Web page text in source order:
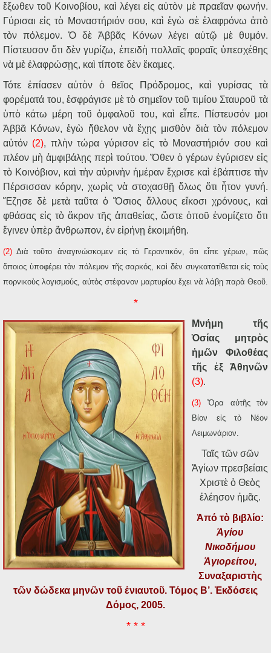
ἔξωθεν τοῦ Κοινοβίου, καὶ λέγει εἰς αὐτὸν μὲ πραεῖαν φωνήν.
Γύρισαι εἰς τὸ Μοναστήριόν σου, καὶ ἐγὼ σὲ ἐλαφρόνω ἀπὸ
τὸν πόλεμον. Ὁ δὲ Ἀββᾶς Κόνων λέγει αὐτῷ μὲ θυμόν.
Πίστευσον ὅτι δὲν γυρίζω, ἐπειδὴ πολλαῖς φοραῖς ὑπεσχέθης
νὰ μὲ ἐλαφρώσῃς, καὶ τίποτε δὲν ἔκαμες.
Τότε ἐπίασεν αὐτὸν ὁ θεῖος Πρόδρομος, καὶ γυρίσας τὰ
φορέματά του, ἐσφράγισε μὲ τὸ σημεῖον τοῦ τιμίου Σταυροῦ τὰ
ὑπὸ κάτω μέρη τοῦ ὀμφαλοῦ του, καὶ εἶπε. Πίστευσόν μοι
Ἀββᾶ Κόνων, ἐγὼ ἤθελον νὰ ἔχῃς μισθὸν διὰ τὸν πόλεμον
αὐτόν (2), πλὴν τώρα γύρισον εἰς τὸ Μοναστήριόν σου καὶ
πλέον μὴ ἀμφιβάλῃς περὶ τούτου. Ὅθεν ὁ γέρων ἐγύρισεν εἰς
τὸ Κοινόβιον, καὶ τὴν αὐρινὴν ἡμέραν ἔχρισε καὶ ἐβάπτισε τὴν
Πέρσισσαν κόρην, χωρὶς νὰ στοχασθῇ ὅλως ὅτι ἦτον γυνή.
Ἔζησε δὲ μετὰ ταῦτα ὁ Ὅσιος ἄλλους εἴκοσι χρόνους, καὶ
φθάσας εἰς τὸ ἄκρον τῆς ἀπαθείας, ὥστε ὁποῦ ἐνομίζετο ὅτι
ἔγινεν ὑπὲρ ἄνθρωπον, ἐν εἰρήνῃ ἐκοιμήθη.
(2) Διὰ τοῦτο ἀναγινώσκομεν εἰς τὸ Γεροντικόν, ὅτι εἶπε γέρων, πῶς
ὅποιος ὑποφέρει τὸν πόλεμον τῆς σαρκός, καὶ δὲν συγκατατίθεται εἰς τοὺς
πορνικοὺς λογισμούς, αὐτὸς στέφανον μαρτυρίου ἔχει νὰ λάβῃ παρὰ Θεοῦ.
*
Μνήμη τῆς
Ὁσίας μητρὸς
ἡμῶν Φιλοθέας
τῆς ἐξ Ἀθηνῶν
(3).
(3) Ὅρα αὐτῆς τὸν
Βίον εἰς τὸ Νέον
Λειμωνάριον.
Ταῖς τῶν σῶν
Ἁγίων πρεσβείαις
Χριστὲ ὁ Θεὸς
ἐλέησον ἡμᾶς.
Ἀπό τὸ βιβλίο:
Ἁγίου
Νικοδήμου
Ἁγιορείτου,
Συναξαριστὴς
τῶν δώδεκα μηνῶν τοῦ ἐνιαυτοῦ. Τόμος Β’. Ἐκδόσεις
Δόμος, 2005.
* * *